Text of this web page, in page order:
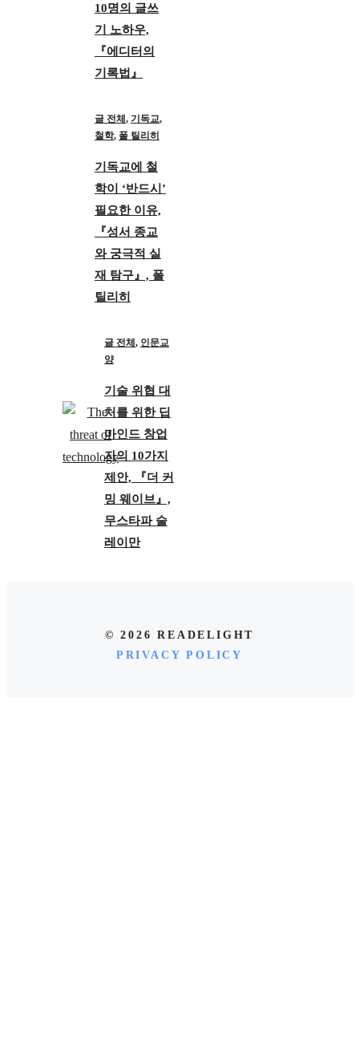
10명의 글쓰
기 노하우,
『에디터의
기록법』
글 전체, 기독교,
철학, 폴 틸리히
기독교에 철
학이 ‘반드시’
필요한 이유,
『성서 종교
와 궁극적 실
재 탐구』, 폴
틸리히
글 전체, 인문교
양
기술 위협 대
처를 위한 딥
마인드 창업
자의 10가지
제안, 『더 커
밍 웨이브』,
무스타파 술
레이만
© 2026 READELIGHT
PRIVACY POLICY